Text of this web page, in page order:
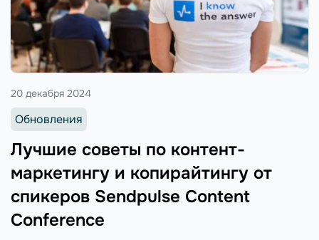
Лучшие советы по контент-
маркетингу и копирайтингу от
спикеров Sendpulse Content
Conference
20 декабря 2024
Обновления